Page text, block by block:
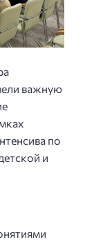
важную
по
и